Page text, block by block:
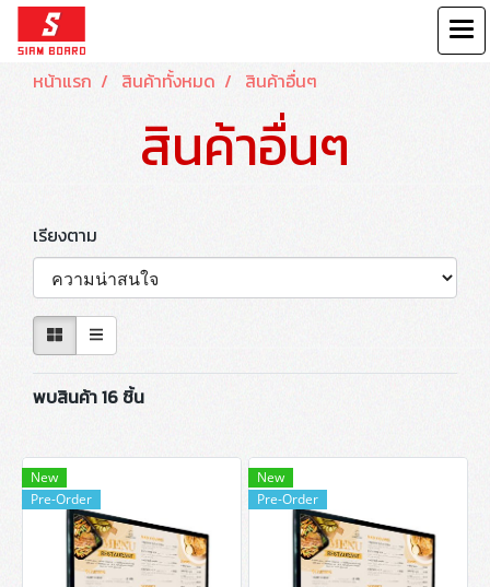
หน้าแรก สินค้าทั้งหมด สินค้าอื่นๆ
สินค้าอื่นๆ
เรียงตาม
พบสินค้า 16 ชิ้น
New
Pre-Order
New
Pre-Order